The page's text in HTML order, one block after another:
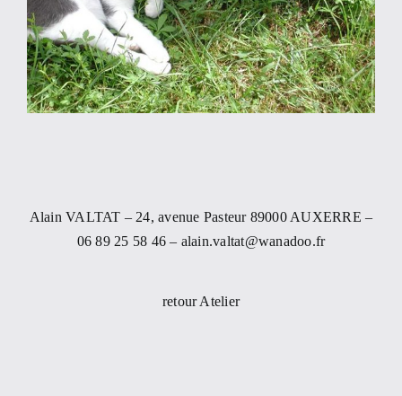
Alain VALTAT – 24, avenue Pasteur 89000 AUXERRE –
06 89 25 58 46 – alain.valtat@wanadoo.fr
retour Atelier